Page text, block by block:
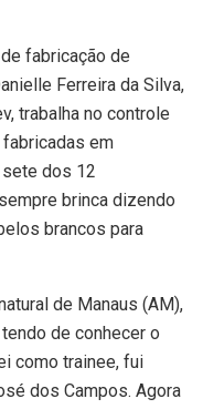
fabricação de
Ferreira da Silva,
trabalha no controle
em
sete dos 12
brinca dizendo
brancos para
de Manaus (AM),
de conhecer o
como trainee, fui
dos Campos. Agora